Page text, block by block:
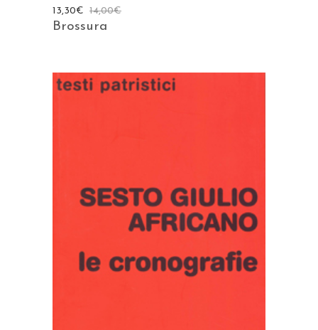
14,00€
13,30€
Brossura